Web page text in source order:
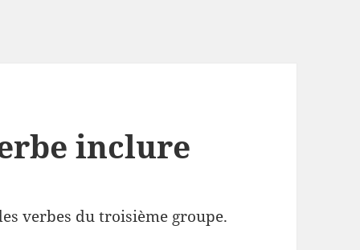
inclure
verbes du troisième groupe.